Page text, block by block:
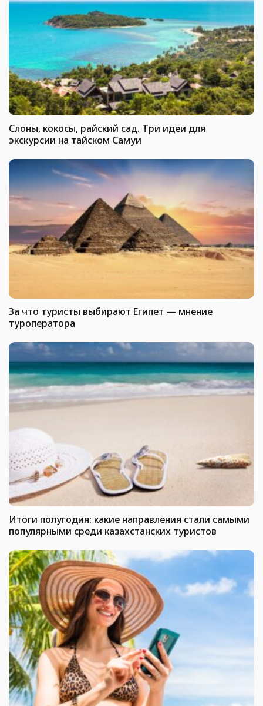
Слоны, кокосы, райский сад. Три идеи для
экскурсии на тайском Самуи
За что туристы выбирают Египет — мнение
туроператора
Итоги полугодия: какие направления стали самыми
популярными среди казахстанских туристов